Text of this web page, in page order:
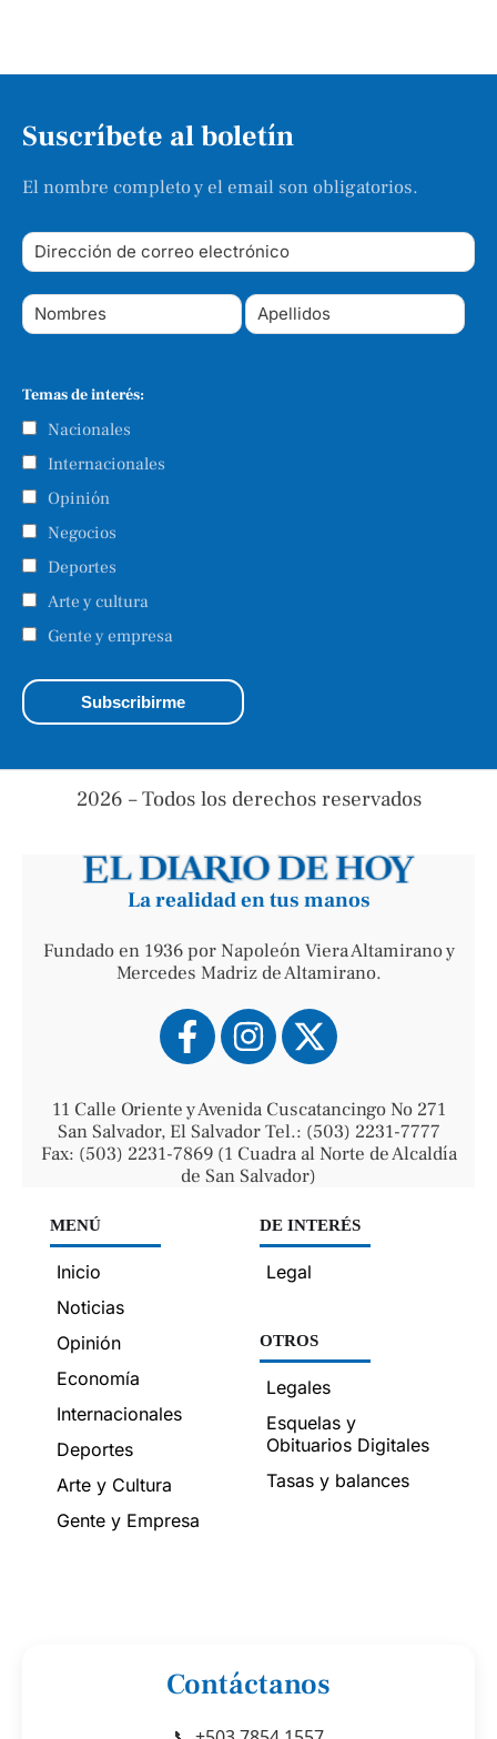
Suscríbete al boletín
El nombre completo y el email son obligatorios.
Temas de interés:
Nacionales
Internacionales
Opinión
Negocios
Deportes
Arte y cultura
Gente y empresa
2026 – Todos los derechos reservados
La realidad en tus manos
Fundado en 1936 por Napoleón Viera Altamirano y
Mercedes Madriz de Altamirano.
11 Calle Oriente y Avenida Cuscatancingo No 271
San Salvador, El Salvador Tel.: (503) 2231-7777
Fax: (503) 2231-7869 (1 Cuadra al Norte de Alcaldía
de San Salvador)
MENÚ
Inicio
Noticias
Opinión
Economía
Internacionales
Deportes
Arte y Cultura
Gente y Empresa
DE INTERÉS
Legal
OTROS
Legales
Esquelas y
Obituarios Digitales
Tasas y balances
Contáctanos